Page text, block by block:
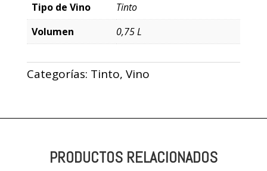
Tipo de Vino
Tinto
Volumen
0,75 L
Categorías: Tinto, Vino
PRODUCTOS RELACIONADOS